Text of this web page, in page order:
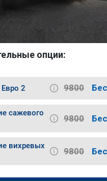
опции:
2 9800
сажевого
9800
вихревых
9800